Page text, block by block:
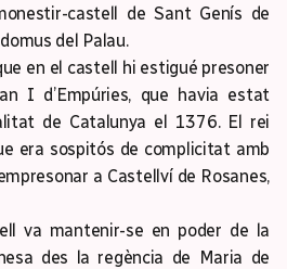
castell de Sant Genís de
del Palau.
en el castell hi estigué presoner
I d’Empúries, que havia estat
de Catalunya el 1376. El rei
era sospitós de complicitat amb
a Castellví de Rosanes,
va mantenir-se en poder de la
des la regència de Maria de